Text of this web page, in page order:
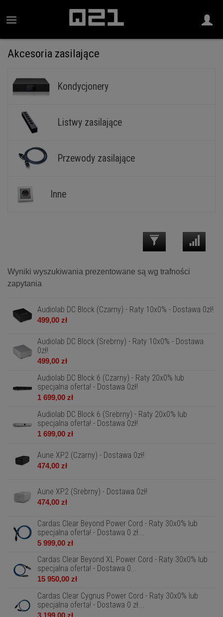
Akcesoria zasilające
Kondycjonery
Listwy zasilające
Przewody zasilające
Inne
Wyniki wyszukiwania prezentowane są wg trafności
zapytania
Audiolab DC Block (Czarny) - Raty 10x0% - Dostawa 0zł!
499,00 zł
Audiolab DC Block (Srebrny) - Raty 10x0% - Dostawa
0zł!
499,00 zł
Audiolab DC Block 6 (Czarny) - Raty 20x0% lub
specjalna oferta! - Dostawa 0zł!
1 699,00 zł
Audiolab DC Block 6 (Srebrny) - Raty 20x0% lub
specjalna oferta! - Dostawa 0zł!
1 699,00 zł
Aune XP2 (Czarny) - Dostawa 0zł!
474,00 zł
Aune XP2 (Srebrny) - Dostawa 0zł!
474,00 zł
Cardas Clear Beyond Power Cord - Raty 30x0% lub
specjalna oferta! - Dostawa 0 zł...
5 999,00 zł
Cardas Clear Beyond XL Power Cord - Raty 30x0% lub
specjalna oferta! - Dostawa 0...
15 950,00 zł
Cardas Clear Cygnus Power Cord - Raty 30x0% lub
specjalna oferta! - Dostawa 0 zł...
3 199,00 zł